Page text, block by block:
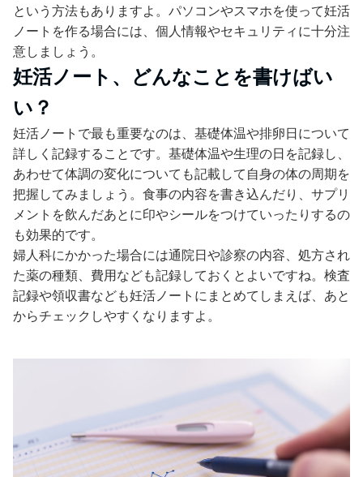
という方法もありますよ。パソコンやスマホを使って妊活
ノートを作る場合には、個人情報やセキュリティに十分注
意しましょう。
妊活ノート、どんなことを書けばい
い？
妊活ノートで最も重要なのは、基礎体温や排卵日について
詳しく記録することです。基礎体温や生理の日を記録し、
あわせて体調の変化についても記載して自身の体の周期を
把握してみましょう。食事の内容を書き込んだり、サプリ
メントを飲んだあとに印やシールをつけていったりするの
も効果的です。
婦人科にかかった場合には通院日や診察の内容、処方され
た薬の種類、費用なども記録しておくとよいですね。検査
記録や領収書なども妊活ノートにまとめてしまえば、あと
からチェックしやすくなりますよ。